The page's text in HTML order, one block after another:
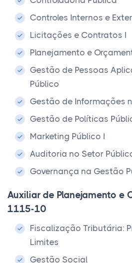
Controles Internos e
Licitações e Contratos I
Planejamento e
Gestão de Pessoas
Público
Gestão de Informações
Gestão de Políticas
Marketing Público I
Auditoria no Setor
Governança na Gestão
Auxiliar de Planejamento e
1115-10
Fiscalização Tributária:
Limites
Gestão Social